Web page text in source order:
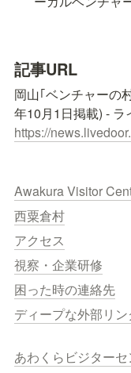
記事URL
岡山｢ベンチャーの
https://
Awakura Visitor
西粟倉村
アクセス
視察・企業研修
困った時の連絡先
ディープな外部リ
あわくらビジター